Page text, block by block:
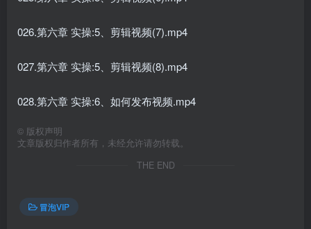
026.第六章 实操:5、剪辑视频(7).mp4
027.第六章 实操:5、剪辑视频(8).mp4
028.第六章 实操:6、如何发布视频.mp4
© 版权声明
文章版权归作者所有，未经允许请勿转载。
THE END
冒泡VIP